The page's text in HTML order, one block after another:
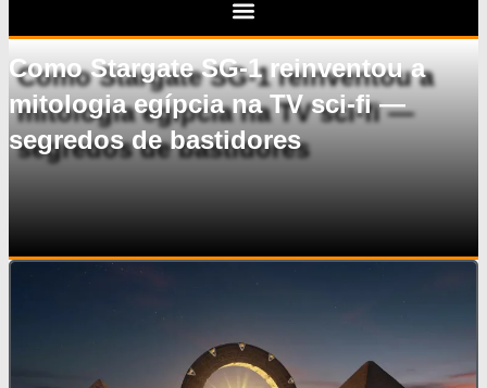
Como Stargate SG-1 reinventou a
mitologia egípcia na TV sci-fi —
segredos de bastidores